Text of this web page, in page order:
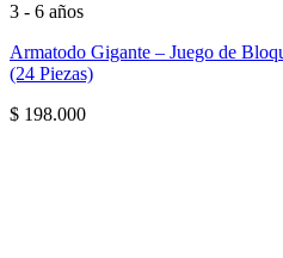
3 - 6 años
Armatodo Gigante – Juego de
(24 Piezas)
$ 198.000